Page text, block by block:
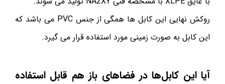
روکش نهایی این کابل ها همگی از جنس PVC می باشد که
این کابل به صورت زمینی مورد استفاده قرار می گیرد.
آیا این کابل‌ها در فضاهای باز هم قابل استفاده